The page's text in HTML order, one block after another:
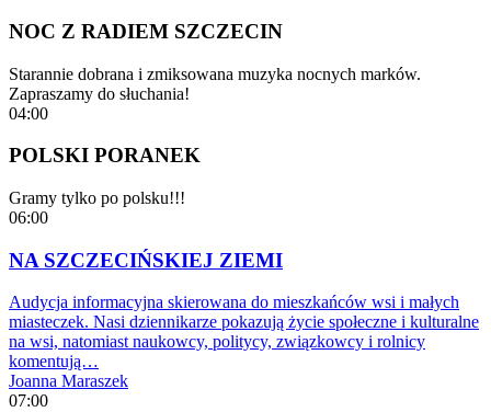
NOC Z RADIEM SZCZECIN
Starannie dobrana i zmiksowana muzyka nocnych marków.
Zapraszamy do słuchania!
04:00
POLSKI PORANEK
Gramy tylko po polsku!!!
06:00
NA SZCZECIŃSKIEJ ZIEMI
Audycja informacyjna skierowana do mieszkańców wsi i małych
miasteczek. Nasi dziennikarze pokazują życie społeczne i kulturalne
na wsi, natomiast naukowcy, politycy, związkowcy i rolnicy
komentują…
Joanna Maraszek
07:00